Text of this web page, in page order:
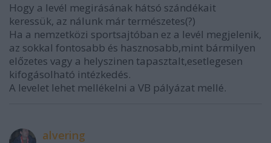
Hogy a levél megirásának hátsó szándékait
keressük, az nálunk már természetes(?)
Ha a nemzetközi sportsajtóban ez a levél megjelenik,
az sokkal fontosabb és hasznosabb,mint bármilyen
előzetes vagy a helyszinen tapasztalt,esetlegesen
kifogásolható intézkedés.
A levelet lehet mellékelni a VB pályázat mellé.
alvering